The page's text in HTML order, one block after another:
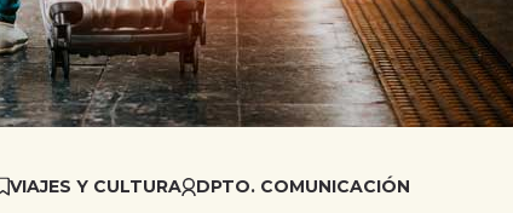
VIAJES Y CULTURA DPTO. COMUNICACIÓN